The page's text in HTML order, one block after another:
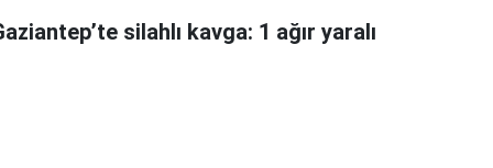
silahlı kavga: 1 ağır yaralı